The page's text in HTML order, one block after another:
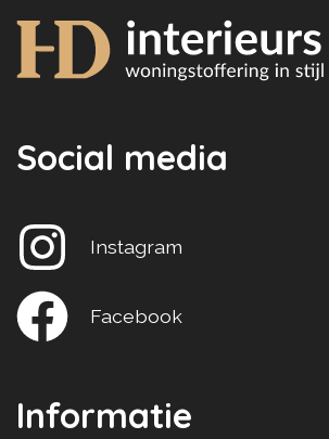
Social media
Instagram
Facebook
Informatie